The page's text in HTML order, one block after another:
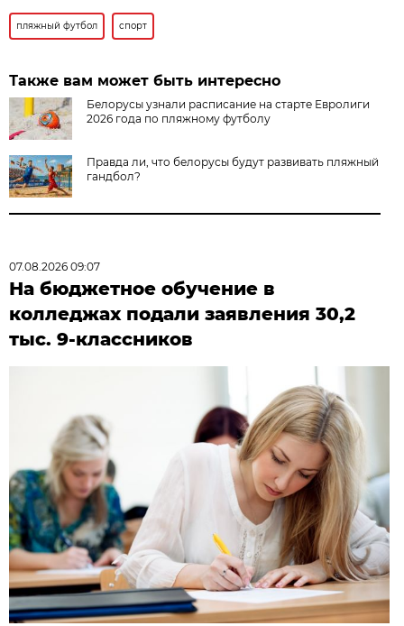
пляжный футбол спорт
Также вам может быть интересно
Белорусы узнали расписание на старте Евролиги
2026 года по пляжному футболу
Правда ли, что белорусы будут развивать пляжный
гандбол?
07.08.2026 09:07
На бюджетное обучение в
колледжах подали заявления 30,2
тыс. 9-классников